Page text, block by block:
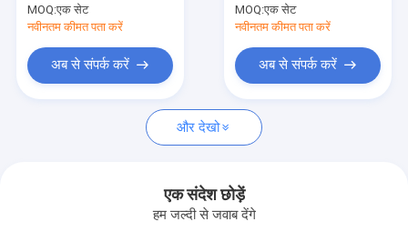
समाचार
पेपर कप बनाने की मशीनें
पेपर कप डाई कटिंग मशीन
MOQ:एक सेट
नवीनतम कीमत पता करें
अब से संपर्क करें
MOQ:एक सेट
नवीनतम कीमत पता करें
अब से संपर्क करें
और देखो
एक संदेश छोड़ें
हम जल्दी से जवाब देंगे